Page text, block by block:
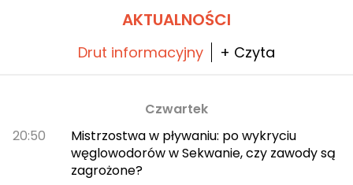
AKTUALNOŚCI
Drut informacyjny + Czyta
Czwartek
20:50
Mistrzostwa w pływaniu: po wykryciu
węglowodorów w Sekwanie, czy zawody są
zagrożone?